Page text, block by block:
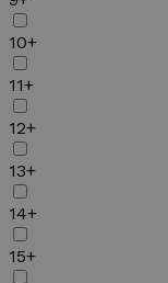
10+
11+
12+
13+
14+
15+